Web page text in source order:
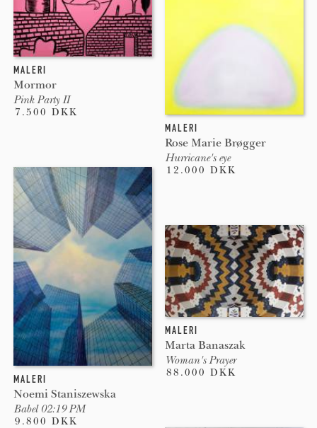
MALERI
Mormor
Pink Party II
7.500 DKK
MALERI
Noemi Staniszewska
Babel 02:19 PM
9.800 DKK
MALERI
Rose Marie Brøgger
Hurricane's eye
12.000 DKK
MALERI
Marta Banaszak
Woman's Prayer
88.000 DKK